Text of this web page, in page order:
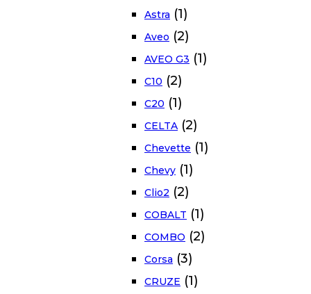
Astra (1)
Aveo (2)
AVEO G3 (1)
C10 (2)
C20 (1)
CELTA (2)
Chevette (1)
Chevy (1)
Clio2 (2)
COBALT (1)
COMBO (2)
Corsa (3)
CRUZE (1)